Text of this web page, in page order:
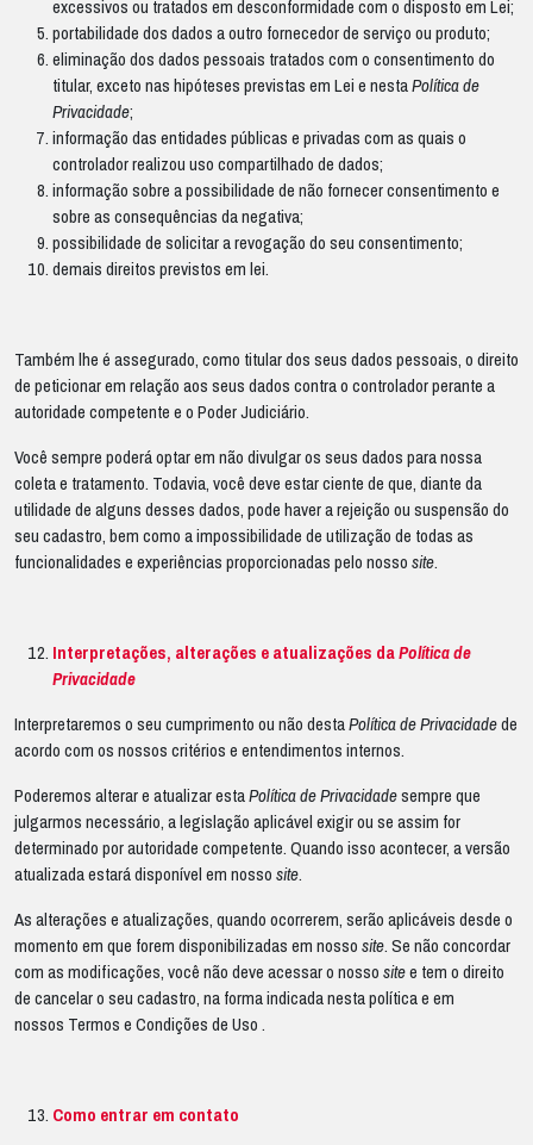
excessivos ou tratados em desconformidade com o disposto em Lei;
portabilidade dos dados a outro fornecedor de serviço ou produto;
eliminação dos dados pessoais tratados com o consentimento do
titular, exceto nas hipóteses previstas em Lei e nestaPolítica de
Privacidade;
informação das entidades públicas e privadas com as quais o
controlador realizou uso compartilhado de dados;
informação sobre a possibilidade de não fornecer consentimento e
sobre as consequências da negativa;
possibilidade de solicitar a revogação do seu consentimento;
demais direitos previstos em lei.
Também lhe é assegurado, como titular dos seus dados pessoais, o direito
de peticionar em relação aos seus dados contra o controlador perante a
autoridade competente e o Poder Judiciário.
Você sempre poderá optar em não divulgar os seus dados para nossa
coleta e tratamento. Todavia, você deve estar ciente de que, diante da
utilidade de alguns desses dados, pode haver a rejeição ou suspensão do
seu cadastro, bem como a impossibilidade de utilização de todas as
funcionalidades e experiências proporcionadas pelo nossosite.
Interpretações, alterações e atualizações daPolítica de
Privacidade
Interpretaremos o seu cumprimento ou não destaPolítica de Privacidadede
acordo com os nossos critérios e entendimentos internos.
Poderemos alterar e atualizar estaPolítica de Privacidadesempre que
julgarmos necessário, a legislação aplicável exigir ou se assim for
determinado por autoridade competente. Quando isso acontecer, a versão
atualizada estará disponível em nossosite.
As alterações e atualizações, quando ocorrerem, serão aplicáveis desde o
momento em que forem disponibilizadas em nossosite. Se não concordar
com as modificações, você não deve acessar o nossositee tem o direito
de cancelar o seu cadastro, na forma indicada nesta política e em
nossos Termos e Condições de Uso.
Como entrar em contato